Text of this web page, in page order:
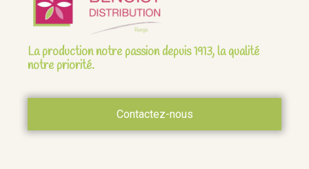
La production notre passion depuis 1913, la qualité
notre priorité.
Contactez-nous